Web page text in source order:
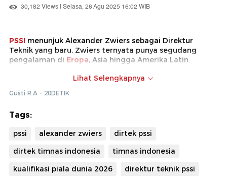
30,182 Views | Selasa, 26 Agu 2025 16:02 WIB
PSSI menunjuk Alexander Zwiers sebagai Direktur
Teknik yang baru. Zwiers ternyata punya segudang
pengalaman di Eropa, Asia hingga Amerika Latin.
Pria asal Belanda ini berkarier di dunia pengembangan
Lihat Selengkapnya
Gusti R.A - 20DETIK
Tags:
pssi alexander zwiers
dirtek pssi
dirtek timnas indonesia
timnas indonesia
kualifikasi piala dunia 2026
direktur teknik pssi